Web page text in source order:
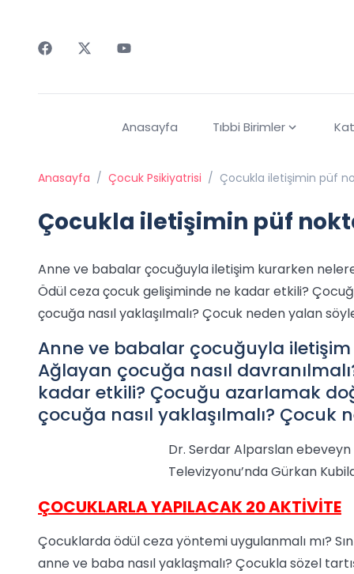
Anasayfa Tıbbi Birimler
Anasayfa / Çocuk Psikiyatrisi / Çocukla iletişimin püf
Çocukla iletişimin püf
Anne ve babalar çocuğuyla iletişim kurarken
Ödül ceza çocuk gelişiminde ne kadar etkili?
çocuğa nasıl yaklaşılmalı? Çocuk neden yalan
Anne ve babalar çocuğuyla
Ağlayan çocuğa nasıl
kadar etkili? Çocuğu azarlamak
çocuğa nasıl yaklaşılmalı? Çocuk
Dr. Serdar Alparslan
Televizyonu’nda Gürkan
ÇOCUKLARLA YAPILACAK 20 AKTİVİTE
Çocuklarda ödül ceza yöntemi uygulanmalı mı?
anne ve baba nasıl yaklaşmalı? Çocukla sözel